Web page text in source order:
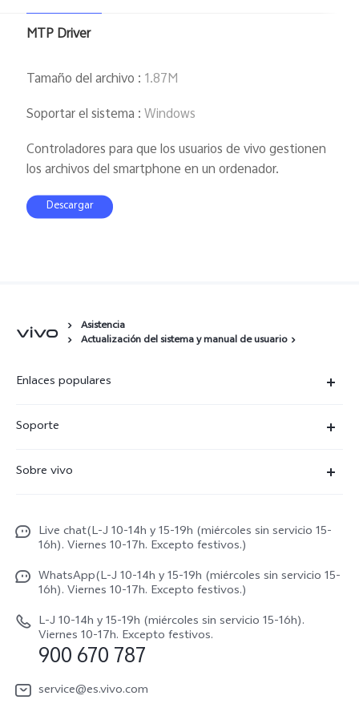
MTP Driver
Tamaño del archivo : 1.87M
Soportar el sistema :Windows
Controladores para que los usuarios de vivo gestionen
los archivos del smartphone en un ordenador.
Descargar
Asistencia
Actualización del sistema y manual de usuario
Enlaces populares
X300
V70 5G
V70 FE
V70 Lite 5G
Y31 5G
Soporte
Autenticación de IMEI
Gestión de reparaciones
Manual de usuario
Actualización de sistema
Actualizar registro
Instrucciones de Garantía
Sobre vivo
Netiqueta vivo
Avisos legales
Acerca de nosotros
Sostenibilidad
Centro de privacidad de vivo
Live chat(L-J 10-14h y 15-19h (miércoles sin servicio 15-
16h). Viernes 10-17h. Excepto festivos.)
WhatsApp(L-J 10-14h y 15-19h (miércoles sin servicio 15-
16h). Viernes 10-17h. Excepto festivos.)
L-J 10-14h y 15-19h (miércoles sin servicio 15-16h).
Viernes 10-17h. Excepto festivos.
900 670 787
service@es.vivo.com